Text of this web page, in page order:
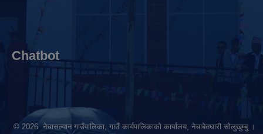
Chatbot
© 2026 नेचासल्यान गाउँपालिका, गाउँ कार्यपालिकाको कार्यालय, नेचाबेतघारी सोलुखुम्बु ।